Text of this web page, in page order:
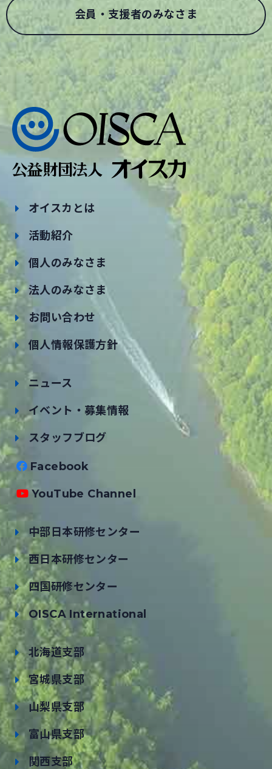
会員・支援者のみなさま
オイスカとは
活動紹介
個人のみなさま
法人のみなさま
お問い合わせ
個人情報保護方針
ニュース
イベント・募集情報
スタッフブログ
Facebook
YouTube Channel
中部日本研修センター
西日本研修センター
四国研修センター
OISCA International
北海道支部
宮城県支部
山梨県支部
富山県支部
関西支部